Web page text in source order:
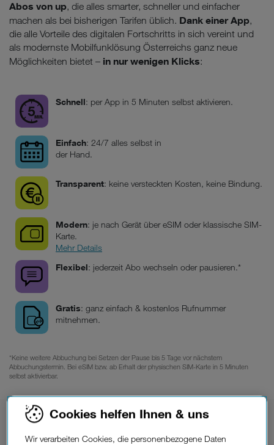
Abos von up, die alles smarter, schneller und einfacher
machen als bei bisherigen Tarifen üblich. Dank einer App,
die alle Vorteile des digitalen Fortschritts in sich vereint und
als modernste Mobilfunklösung Österreichs ganz neue
Möglichkeiten bietet – in nur wenigen Klicks:
Schnell: per App in 5 Minuten selbst aktivieren.
Einfach: 24/7 alles selbst in
der Hand.
Transparent: keine versteckten Kosten, keine Bindung.
Modern: je nach Gerät über eSIM oder klassische SIM-
Karte.
Mehr Details
Flexibel: jederzeit Abo wechseln oder pausieren.*
Gratis: ganz einfach & kostenlos Rufnummer
mitnehmen.
*Keine weitere Abbuchung bei Setzen der Pause bis 5 Tage vor nächstem
Abbuchungstermin. Bei eSIM bzw. ab Erhalt der physischen SIM-Karte in 5 Minuten
selbst aktivierbar.
Welches Angebot passt zu dir?
Cookies helfen Ihnen & uns
Wir verarbeiten Cookies, die personenbezogene Daten